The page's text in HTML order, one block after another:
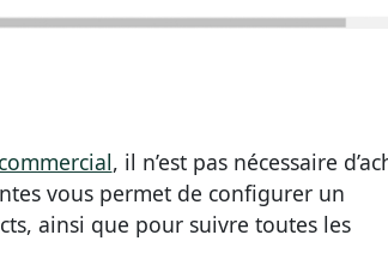
, il n’est pas nécessaire
vous permet de configurer un
ainsi que pour suivre toutes les